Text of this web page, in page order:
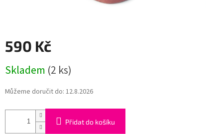
590 Kč
cena:
Skladem (2 ks)
Můžeme doručit do: 12.8.2026
Přidat do košíku